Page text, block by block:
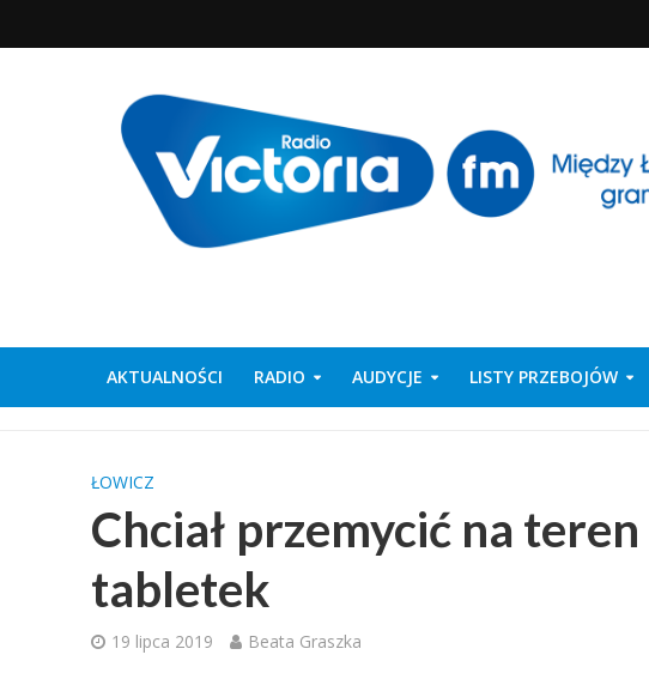
AKTUALNOŚCI RADIO AUDYCJE LISTY PRZEBOJÓW
ŁOWICZ
Chciał przemycić na
tabletek
19 lipca 2019 Beata Graszka